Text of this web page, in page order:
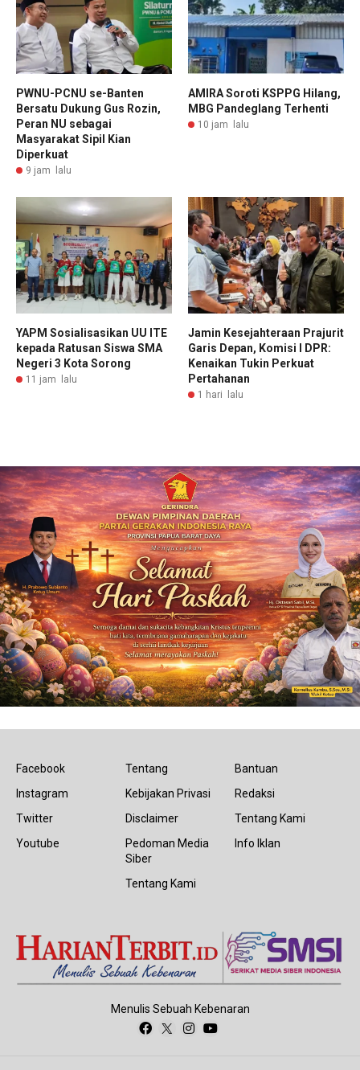
PWNU-PCNU se-Banten
Bersatu Dukung Gus Rozin,
Peran NU sebagai
Masyarakat Sipil Kian
Diperkuat
9 jam lalu
AMIRA Soroti KSPPG Hilang,
MBG Pandeglang Terhenti
10 jam lalu
YAPM Sosialisasikan UU ITE
kepada Ratusan Siswa SMA
Negeri 3 Kota Sorong
11 jam lalu
Jamin Kesejahteraan Prajurit
Garis Depan, Komisi I DPR:
Kenaikan Tukin Perkuat
Pertahanan
1 hari lalu
Facebook
Instagram
Twitter
Youtube
Tentang
Kebijakan Privasi
Disclaimer
Pedoman Media
Siber
Tentang Kami
Bantuan
Redaksi
Tentang Kami
Info Iklan
Menulis Sebuah Kebenaran